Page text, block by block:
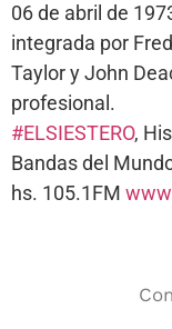
06 de abril de
integrada por
Taylor y John
profesional.
#ELSIESTERO,
Bandas del
hs. 105.1FM